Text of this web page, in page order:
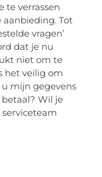
te verrassen
Tot
vragen’
dat je nu
niet om te
het veilig om
mijn gegevens
Wil je